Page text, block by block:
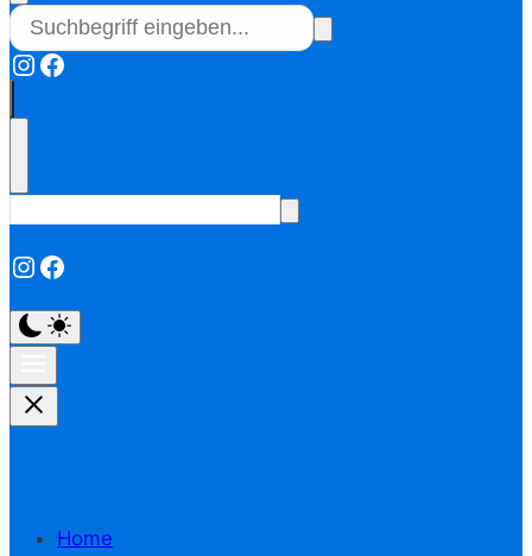
Instagram
Facebook
Instagram
Facebook
Home